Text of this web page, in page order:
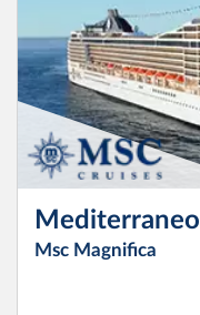
Mediterraneo
Msc Magnifica